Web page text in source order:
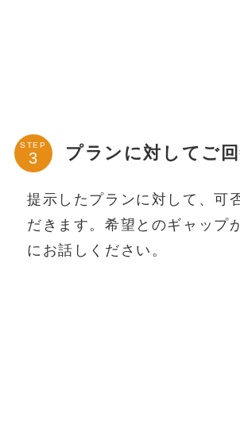
STEP プランに対してご
提示したプランに対して、可
だきます。希望とのギャップ
にお話しください。